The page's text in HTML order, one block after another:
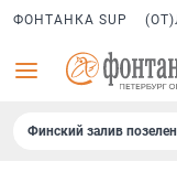
ФОНТАНКА SUP
Финский залив